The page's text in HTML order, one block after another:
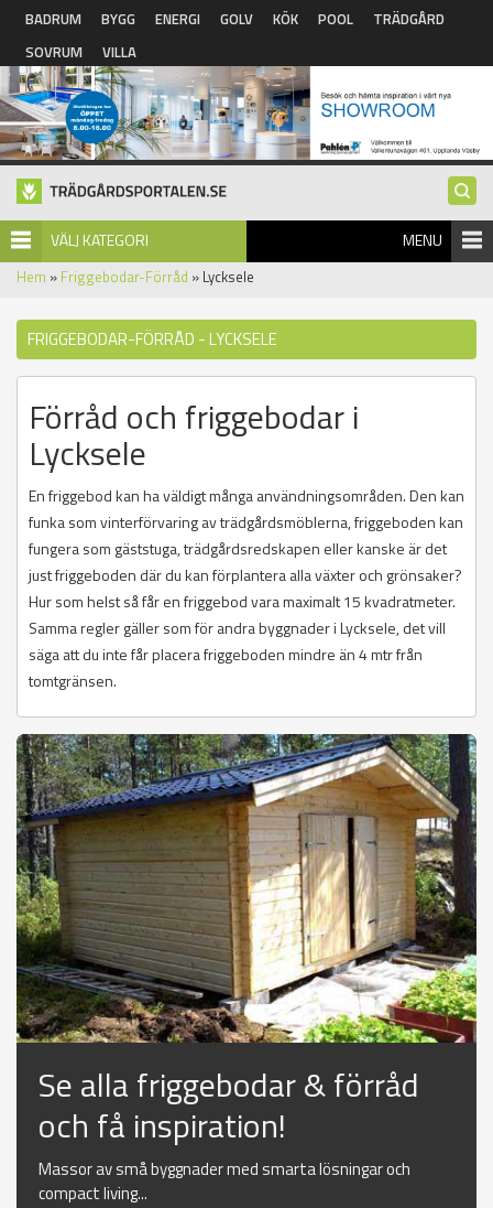
Hoppa till huvudinnehåll
BADRUM BYGG ENERGI GOLV KÖK POOL
TRÄDGÅRD
SOVRUM
VILLA
VÄLJ KATEGORI MENU
Hem » Friggebodar-Förråd » Lycksele
FRIGGEBODAR-FÖRRÅD - LYCKSELE
Förråd och friggebodar i
Lycksele
En friggebod kan ha väldigt många användningsområden. Den kan
funka som vinterförvaring av trädgårdsmöblerna, friggeboden kan
fungera som gäststuga, trädgårdsredskapen eller kanske är det
just friggeboden där du kan förplantera alla växter och grönsaker?
Hur som helst så får en friggebod vara maximalt 15 kvadratmeter.
Samma regler gäller som för andra byggnader i Lycksele, det vill
säga att du inte får placera friggeboden mindre än 4 mtr från
tomtgränsen.
Se alla friggebodar & förråd
och få inspiration!
Massor av små byggnader med smarta lösningar och
compact living...